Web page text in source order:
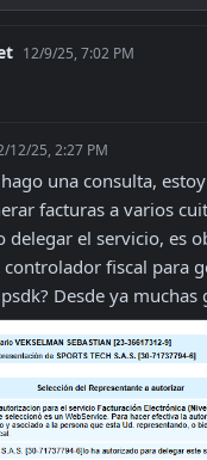
12/9/25, 7:02 PM
12/25, 2:27 PM
una consulta,
facturas a varios
delegar el servicio, es
fiscal para
Desde ya muchas